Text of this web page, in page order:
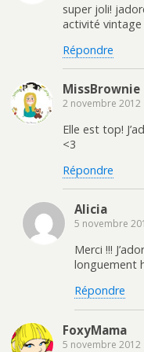
super joli!
activité vintage
Répondre
MissBrownie
2 novembre 2012
Elle est top!
<3
Répondre
Alicia
5 novembre
Merci !!!
longuement
Répondre
FoxyMama
5 novembre 2012